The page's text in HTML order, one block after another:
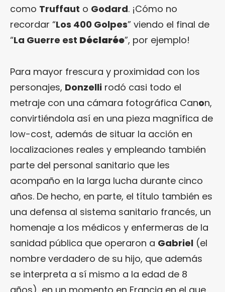
como Truffaut o Godard. ¡Cómo no
recordar “Los 400 Golpes” viendo el final de
“La Guerre est Déclarée”, por ejemplo!
Para mayor frescura y proximidad con los
personajes, Donzelli rodó casi todo el
metraje con una cámara fotográfica Canon,
convirtiéndola así en una pieza magnífica de
low-cost, además de situar la acción en
localizaciones reales y empleando también
parte del personal sanitario que les
acompaño en la larga lucha durante cinco
años. De hecho, en parte, el título también es
una defensa al sistema sanitario francés, un
homenaje a los médicos y enfermeras de la
sanidad pública que operaron a Gabriel (el
nombre verdadero de su hijo, que además
se interpreta a sí mismo a la edad de 8